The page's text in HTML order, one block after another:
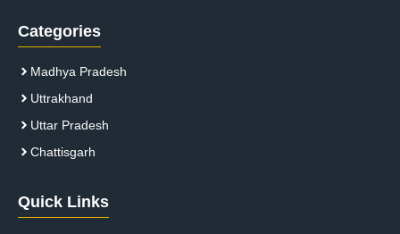
Categories
Madhya Pradesh
Uttrakhand
Uttar Pradesh
Chattisgarh
Quick Links